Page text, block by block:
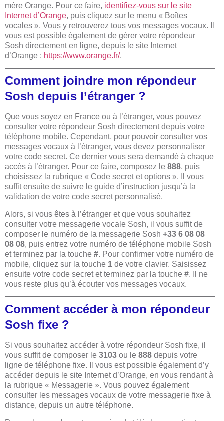
mère Orange. Pour ce faire, identifiez-vous sur le site
Internet d’Orange, puis cliquez sur le menu « Boîtes
vocales ». Vous y retrouverez tous vos messages vocaux. Il
vous est possible également de gérer votre répondeur
Sosh directement en ligne, depuis le site Internet
d’Orange : https://www.orange.fr/.
Comment joindre mon répondeur
Sosh depuis l’étranger ?
Que vous soyez en France ou à l’étranger, vous pouvez
consulter votre répondeur Sosh directement depuis votre
téléphone mobile. Cependant, pour pouvoir consulter vos
messages vocaux à l’étranger, vous devez personnaliser
votre code secret. Ce dernier vous sera demandé à chaque
accès à l’étranger. Pour ce faire, composez le 888, puis
choisissez la rubrique « Code secret et options ». Il vous
suffit ensuite de suivre le guide d’instruction jusqu’à la
validation de votre code secret personnalisé.
Alors, si vous êtes à l’étranger et que vous souhaitez
consulter votre messagerie vocale Sosh, il vous suffit de
composer le numéro de la messagerie Sosh +33 6 08 08
08 08, puis entrez votre numéro de téléphone mobile Sosh
et terminez par la touche #. Pour confirmer votre numéro de
mobile, cliquez sur la touche 1 de votre clavier. Saisissez
ensuite votre code secret et terminez par la touche #. Il ne
vous reste plus qu’à écouter vos messages vocaux.
Comment accéder à mon répondeur
Sosh fixe ?
Si vous souhaitez accéder à votre répondeur Sosh fixe, il
vous suffit de composer le 3103 ou le 888 depuis votre
ligne de téléphone fixe. Il vous est possible également d’y
accéder depuis le site Internet d’Orange, en vous rendant à
la rubrique « Messagerie ». Vous pouvez également
consulter les messages vocaux de votre messagerie fixe à
distance, depuis un autre téléphone.